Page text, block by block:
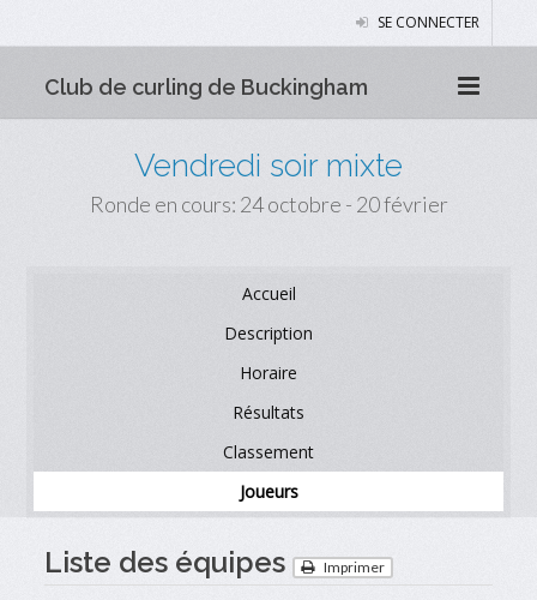
SE CONNECTER
Club de curling de Buckingham
Vendredi soir mixte
Ronde en cours: 24 octobre - 20 février
Accueil
Description
Horaire
Résultats
Classement
Joueurs
Liste des équipes Imprimer